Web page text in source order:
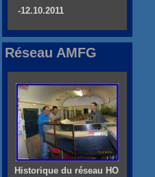
-12.10.2011
Réseau AMFG
Historique du réseau HO